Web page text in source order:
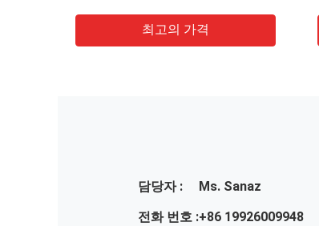
최고의 가격
담당자 :
Ms. Sanaz
전화 번호 :+86 19926009948